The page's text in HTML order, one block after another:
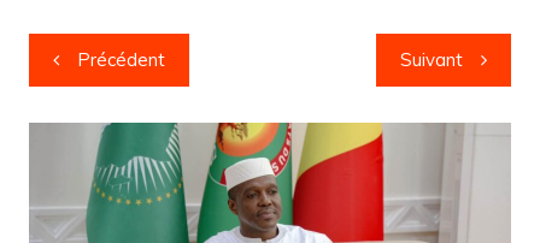
Navigation
de
l’article
Précédent Suivant